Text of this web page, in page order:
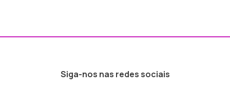
Siga-nos nas redes sociais